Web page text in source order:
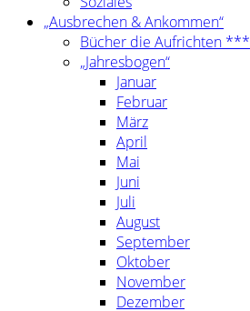
„Ausbrechen & Ankommen“
Bücher die Aufrichten ***
„Jahresbogen“
Januar
Februar
März
April
Mai
Juni
Juli
August
September
Oktober
November
Dezember